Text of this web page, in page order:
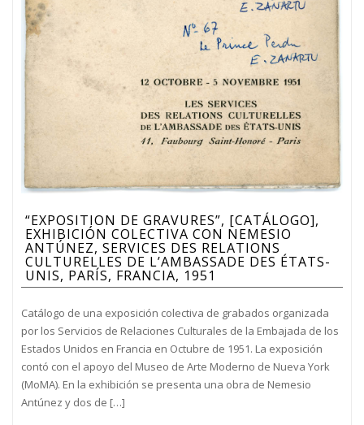
“EXPOSITION DE GRAVURES”, [CATÁLOGO],
EXHIBICIÓN COLECTIVA CON NEMESIO
ANTÚNEZ, SERVICES DES RELATIONS
CULTURELLES DE L’AMBASSADE DES ÉTATS-
UNIS, PARÍS, FRANCIA, 1951
Catálogo de una exposición colectiva de grabados organizada
por los Servicios de Relaciones Culturales de la Embajada de los
Estados Unidos en Francia en Octubre de 1951. La exposición
contó con el apoyo del Museo de Arte Moderno de Nueva York
(MoMA). En la exhibición se presenta una obra de Nemesio
Antúnez y dos de […]